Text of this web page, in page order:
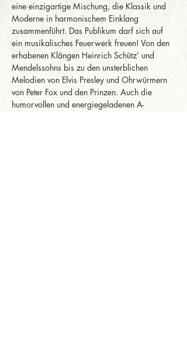
eine einzigartige Mischung, die Klassik und
Moderne in harmonischem Einklang
zusammenführt. Das Publikum darf sich auf
ein musikalisches Feuerwerk freuen! Von den
erhabenen Klängen Heinrich Schütz’ und
Mendelssohns bis zu den unsterblichen
Melodien von Elvis Presley und Ohrwürmern
von Peter Fox und den Prinzen. Auch die
humorvollen und energiegeladenen A-